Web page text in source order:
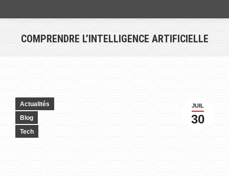
COMPRENDRE L’INTELLIGENCE ARTIFICIELLE
JUIL
30
Actualités
Blog
Tech